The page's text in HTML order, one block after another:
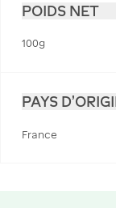
POIDS NET
100g
PAYS
France